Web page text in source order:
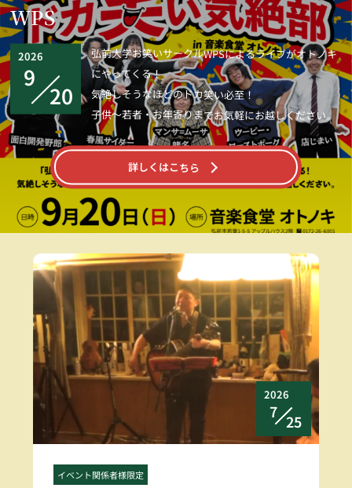
WPS
2026
9
20
弘前大学お笑いサークルWPSによるライブがオトノキ
にやってくる！
気絶しそうなほどのドカ笑い必至！
子供～若者・お年寄りまでお気軽にお越しください。
詳しくはこちら
2026
7
25
イベント関係者様限定